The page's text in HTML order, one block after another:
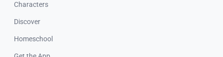
Characters
Discover
Homeschool